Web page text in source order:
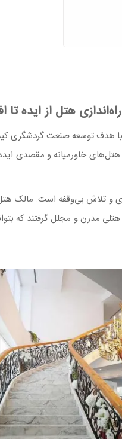
هتل از ایده تا
هدف توسعه صنعت گردشگری
خاورمیانه و مقصدی
و تلاش بی‌وقفه است. مالک هتل
مدرن و مجلل گرفتند که